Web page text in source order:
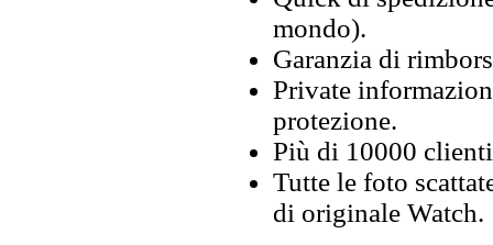
mondo).
Garanzia di
Private
protezione.
Più di 10000
Tutte le foto
di originale Watch.